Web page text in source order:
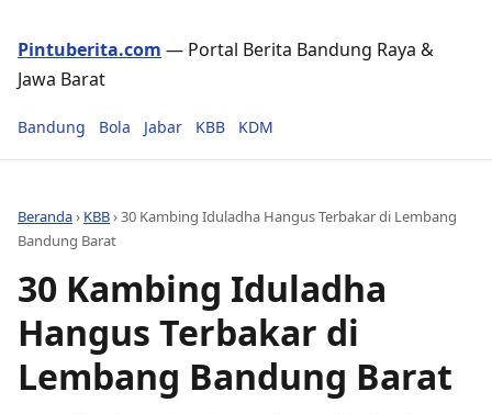
Pintuberita.com — Portal Berita Bandung Raya &
Jawa Barat
Bandung Bola Jabar KBB KDM
Beranda› KBB›30 Kambing Iduladha Hangus Terbakar di Lembang
Bandung Barat
30 Kambing Iduladha
Hangus Terbakar di
Lembang Bandung Barat